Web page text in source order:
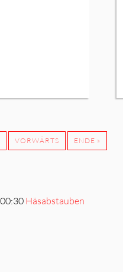
VORWÄRTS ENDE »
Häsabstauben